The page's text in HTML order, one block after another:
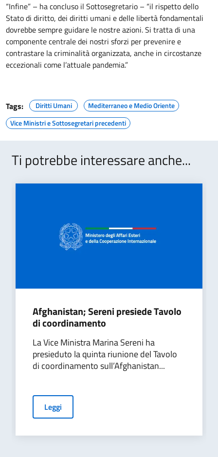
“Infine” – ha concluso il Sottosegretario – “il rispetto dello
Stato di diritto, dei diritti umani e delle libertà fondamentali
dovrebbe sempre guidare le nostre azioni. Si tratta di una
componente centrale dei nostri sforzi per prevenire e
contrastare la criminalità organizzata, anche in circostanze
eccezionali come l’attuale pandemia.”
Tags: Diritti Umani
Mediterraneo e Medio Oriente
Vice Ministri e Sottosegretari precedenti
Ti potrebbe interessare anche...
Afghanistan; Sereni presiede Tavolo
di coordinamento
La Vice Ministra Marina Sereni ha
presieduto la quinta riunione del Tavolo
di coordinamento sull’Afghanistan...
Leggi